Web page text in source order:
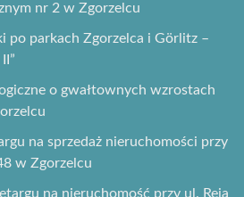
nr 2 w Zgorzelcu
po parkach Zgorzelca i Görlitz –
o gwałtownych wzrostach
na sprzedaż nieruchomości przy
w Zgorzelcu
na nieruchomość przy ul. Reja